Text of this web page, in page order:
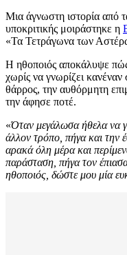
Μια άγνωστη ιστορία από
υποκριτικής μοιράστηκε η
«Τα Τετράγωνα των
Η ηθοποιός αποκάλυψε πώς
χωρίς να γνωρίζει
θάρρος, την αυθόρμητη
την άφησε ποτέ.
«Όταν μεγάλωσα ήθελα να
άλλον τρόπο, πήγα και την
αρακά όλη μέρα και
παράσταση, πήγα τον
ηθοποιός, δώστε μου μία